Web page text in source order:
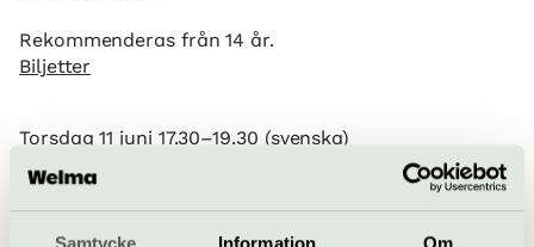
Rekommenderas från 14 år.
Biljetter
Torsdag 11 juni 17.30–19.30 (svenska)
Fredag 31 juli 17.00–19.00 PRIDE edition (engelska)
Söndag 16 augusti 16.00–18.00 (engelska)